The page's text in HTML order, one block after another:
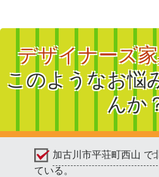
デザイナーズ
このようなお悩
んか
加古川市平荘町西山 で
ている。